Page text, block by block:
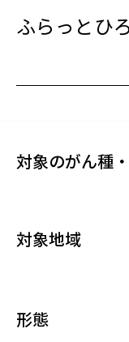
ふらっとひ
対象のがん種
対象地域
形態